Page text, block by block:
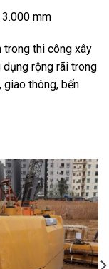
mm
thi công xây
dụng rộng rãi trong
thông, bến